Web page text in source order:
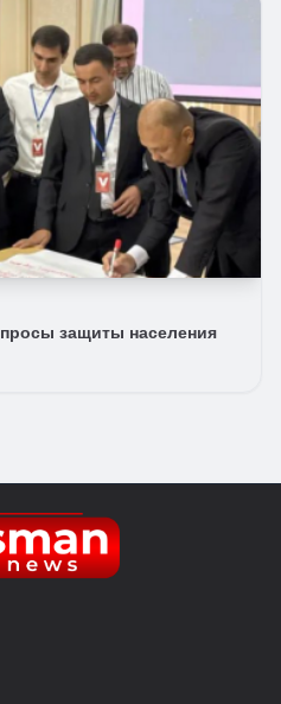
защиты населения